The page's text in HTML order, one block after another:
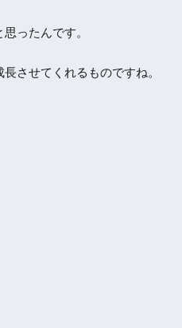
ったんです。
させてくれるものですね。